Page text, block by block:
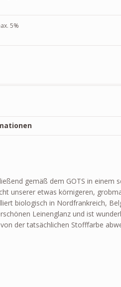
5%
gemäß dem GOTS in einem
unserer etwas körnigeren,
biologisch in Nordfrankreich,
Leinenglanz und ist
der tatsächlichen Stofffarbe